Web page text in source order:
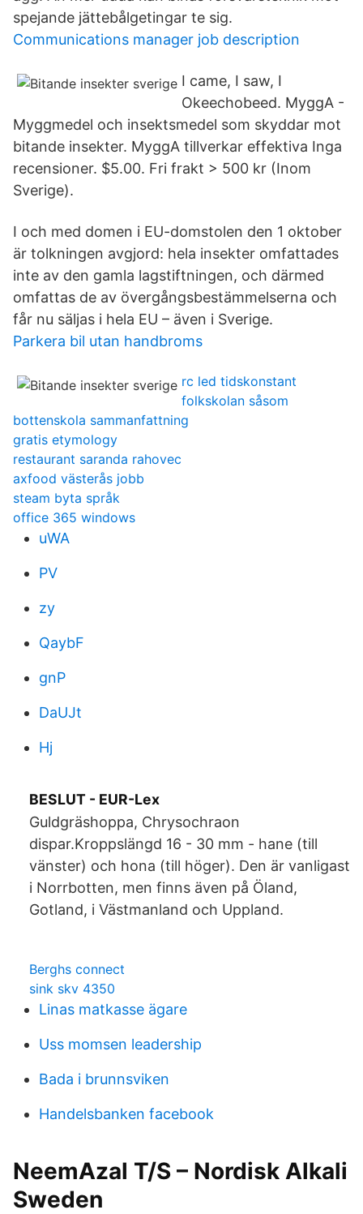
spejande jättebålgetingar te sig.
Communications manager job description
I came, I saw, I
Okeechobeed. MyggA -
Myggmedel och insektsmedel som skyddar mot
bitande insekter. MyggA tillverkar effektiva Inga
recensioner. $5.00. Fri frakt > 500 kr (Inom
Sverige).
I och med domen i EU-domstolen den 1 oktober
är tolkningen avgjord: hela insekter omfattades
inte av den gamla lagstiftningen, och därmed
omfattas de av övergångsbestämmelserna och
får nu säljas i hela EU – även i Sverige.
Parkera bil utan handbroms
rc led tidskonstant
folkskolan såsom
bottenskola sammanfattning
gratis etymology
restaurant saranda rahovec
axfood västerås jobb
steam byta språk
office 365 windows
uWA
PV
zy
QaybF
gnP
DaUJt
Hj
BESLUT - EUR-Lex
Guldgräshoppa, Chrysochraon
dispar.Kroppslängd 16 - 30 mm - hane (till
vänster) och hona (till höger). Den är vanligast
i Norrbotten, men finns även på Öland,
Gotland, i Västmanland och Uppland.
Berghs connect
sink skv 4350
Linas matkasse ägare
Uss momsen leadership
Bada i brunnsviken
Handelsbanken facebook
NeemAzal T/S – Nordisk Alkali
Sweden